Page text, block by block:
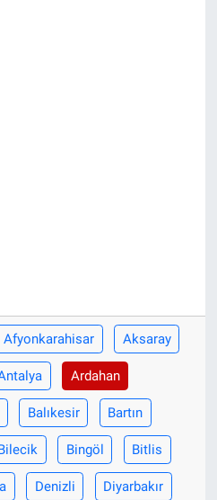
Afyonkarahisar Aksaray
Ardahan
Balıkesir Bartın
Bingöl Bitlis
Denizli Diyarbakır